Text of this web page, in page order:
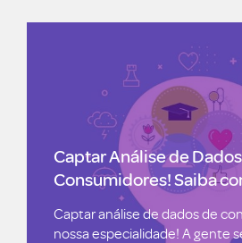
Engenharia de
Amazon é um
Amazon Style usa
B2B para combinar